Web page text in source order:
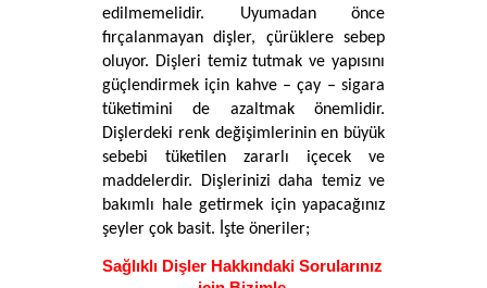
edilmemelidir. Uyumadan önce
fırçalanmayan dişler, çürüklere sebep
oluyor. Dişleri temiz tutmak ve yapısını
güçlendirmek için kahve – çay – sigara
tüketimini de azaltmak önemlidir.
Dişlerdeki renk değişimlerinin en büyük
sebebi tüketilen zararlı içecek ve
maddelerdir. Dişlerinizi daha temiz ve
bakımlı hale getirmek için yapacağınız
şeyler çok basit. İşte öneriler;
Sağlıklı Dişler Hakkındaki Sorularınız